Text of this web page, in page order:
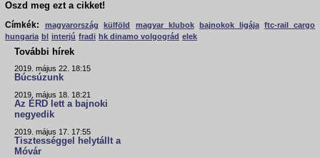
Oszd meg ezt a cikket!
Címkék:
magyarország külföld magyar klubok bajnokok ligája
ftc-rail cargo
hungaria bl interjú fradi hk dinamo volgográd elek
További hírek
2019. május 22. 18:15
Búcsúzunk
2019. május 18. 18:21
Az ÉRD lett a bajnoki
negyedik
2019. május 17. 17:55
Tisztességgel helytállt a
Móvár